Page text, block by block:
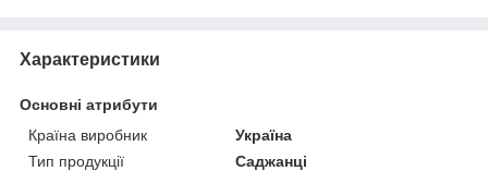
Характеристики
Основні атрибути
Країна виробник
Україна
Тип продукції
Саджанці